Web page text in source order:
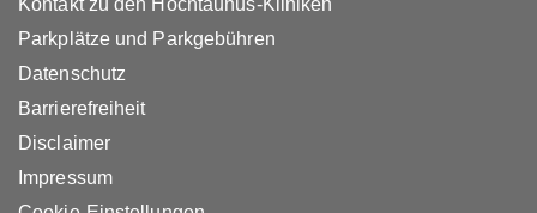
Kontakt zu den Hochtaunus-Kliniken
Parkplätze und Parkgebühren
Datenschutz
Barrierefreiheit
Disclaimer
Impressum